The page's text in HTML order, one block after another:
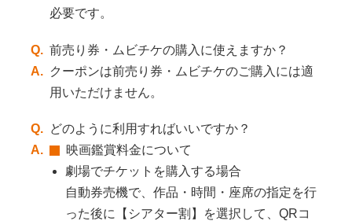
必要です。
Q. 前売り券・ムビチケの購入に使えますか？
A. クーポンは前売り券・ムビチケのご購入には適
用いただけません。
Q. どのように利用すればいいですか？
A.
映画鑑賞料金について
劇場でチケットを購入する場合
自動券売機で、作品・時間・座席の指定を行
った後に【シアター割】を選択して、QRコ